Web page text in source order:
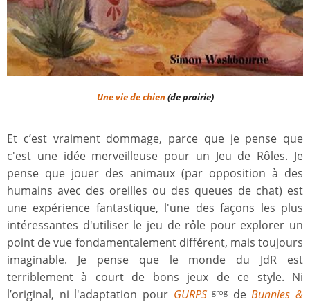
Une vie de chien(de prairie)
Et c’est vraiment dommage, parce que je pense que
c'est une idée merveilleuse pour un Jeu de Rôles. Je
pense que jouer des animaux (par opposition à des
humains avec des oreilles ou des queues de chat) est
une expérience fantastique, l'une des façons les plus
intéressantes d'utiliser le jeu de rôle pour explorer un
point de vue fondamentalement différent, mais toujours
imaginable. Je pense que le monde du JdR est
terriblement à court de bons jeux de ce style. Ni
l’original, ni l'adaptation pour GURPS grog deBunnies &